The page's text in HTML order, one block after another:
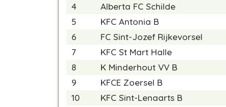
4
Alberta FC Schilde
5
KFC Antonia B
6
FC Sint-Jozef Rijkevorsel
7
KFC St Mart Halle
8
K Minderhout VV B
9
KFCE Zoersel B
10
KFC Sint-Lenaarts B